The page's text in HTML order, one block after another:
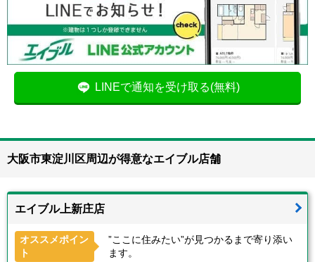
LINEで通知を受け取る(無料)
大阪市東淀川区周辺が得意なエイブル店舗
エイブル上新庄店
オススメポイン
ト
”ここに住みたい”が見つかるまで寄り添い
ます。